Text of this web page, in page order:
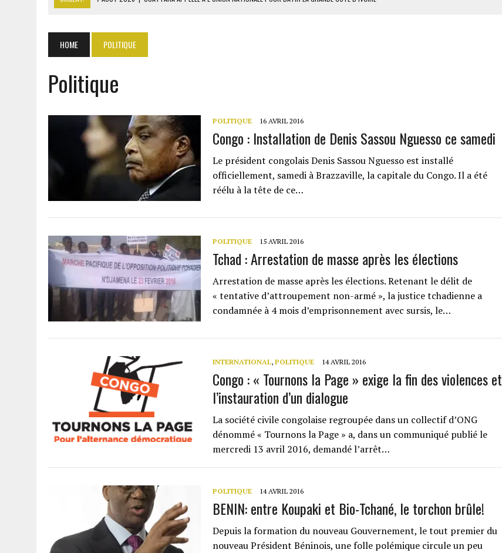
7 AOÛT 2026 | LE PREMIER MINISTRE GUINÉEN SALUE LE MODÈLE IVOIRIEN DE DÉVELOPPEMENT
7 AOÛT 2026
HOME POLITIQUE
Politique
POLITIQUE 16 AVRIL 2016
Congo : Installation de Denis Sassou Nguesso ce samedi
Le président congolais Denis Sassou Nguesso est installé
officiellement, samedi à Brazzaville, la capitale du Congo. Il a été
réélu à la tête de ce…
POLITIQUE 15 AVRIL 2016
Tchad : Arrestation de masse après les élections
Arrestation de masse après les élections. Retenant le délit de
« tentative d’attroupement non-armé », la justice tchadienne a
condamnée à 4 mois d’emprisonnement avec sursis, le…
INTERNATIONAL, POLITIQUE 14 AVRIL 2016
Congo : « Tournons la Page » exige la fin des violences et
l’instauration d’un dialogue
La société civile congolaise regroupée dans un collectif d’ONG
dénommé « Tournons la Page » a, dans un communiqué publié le
mercredi 13 avril 2016, demandé l’arrêt…
POLITIQUE 14 AVRIL 2016
BENIN: entre Koupaki et Bio-Tchané, le torchon brûle!
Depuis la formation du nouveau Gouvernement, le tout premier du
nouveau Président Béninois, une folle polémique circule un peu